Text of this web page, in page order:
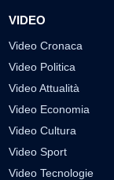
VIDEO
Video Cronaca
Video Politica
Video Attualità
Video Economia
Video Cultura
Video Sport
Video Tecnologie